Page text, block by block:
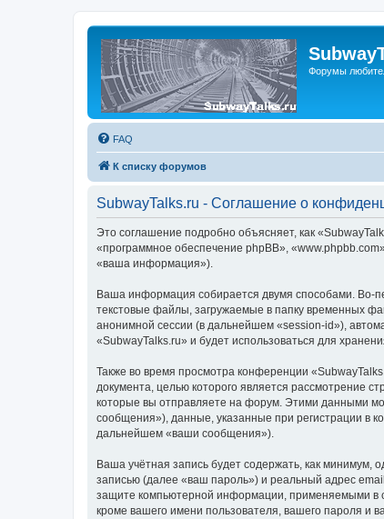
Форумы
FAQ
К списку форумов
SubwayTalks.ru - Соглашение о
Это соглашение подробно объясняет, как
«программное обеспечение phpBB»,
«ваша информация»).
Ваша информация собирается двумя способами. Во-
текстовые файлы, загружаемые в папку временных
анонимной сессии (в дальнейшем «session-id»),
«SubwayTalks.ru» и будет использоваться для
Также во время просмотра конференции
документа, целью которого является рассмотрение
которые вы отправляете на форум. Этими данными
сообщения»), данные, указанные при регистрации в
дальнейшем «ваши сообщения»).
Ваша учётная запись будет содержать, как
записью (далее «ваш пароль») и реальный адрес
защите компьютерной информации, применяемыми в
кроме вашего имени пользователя, вашего пароля и